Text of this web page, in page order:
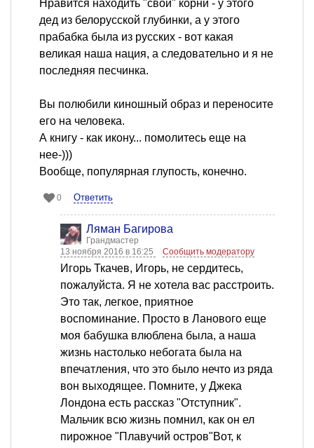
Нравится находить "свои" корни - у этого
дед из белорусской глубинки, а у этого
прабабка была из русских - вот какая
великая наша нация, а следовательно и я не
последняя песчинка.
Вы полюбили киношный образ и переносите
его на человека.
А книгу - как икону... помолитесь еще на
нее-)))
Вообще, популярная глупость, конечно.
0 Ответить
Ляман Багирова
Грандмастер
13 ноября 2016 в 16:25
Сообщить модератору
Игорь Ткачев, Игорь, не сердитесь,
пожалуйста. Я не хотела вас расстроить.
Это так, легкое, приятное
воспоминание. Просто в Ланового еще
моя бабушка влюблена была, а наша
жизнь настолько небогата была на
впечатления, что это было нечто из ряда
вон выходящее. Помните, у Джека
Лондона есть рассказ "Отступник".
Мальчик всю жизнь помнил, как он ел
пирожное "Плавучий остров"Вот, к